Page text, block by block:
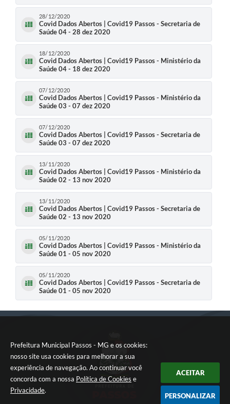
Prefeitura Municipal Passos - MG e os cookies:
nosso site usa cookies para melhorar a sua
experiência de navegação. Ao continuar você
concorda com a nossa Política de Cookies e
Privacidade.
ACEITAR
PERSONALIZAR
28/12/2020
Covid Dados Abertos | Covid19 Passos - Secretaria de
Saúde 04 - 28 dez 2020
18/12/2020
Covid Dados Abertos | Covid19 Passos - Ministério da
Saúde 04 - 18 dez 2020
07/12/2020
Covid Dados Abertos | Covid19 Passos - Ministério da
Saúde 03 - 07 dez 2020
07/12/2020
Covid Dados Abertos | Covid19 Passos - Secretaria de
Saúde 03 - 07 dez 2020
13/11/2020
Covid Dados Abertos | Covid19 Passos - Ministério da
Saúde 02 - 13 nov 2020
13/11/2020
Covid Dados Abertos | Covid19 Passos - Secretaria de
Saúde 02 - 13 nov 2020
05/11/2020
Covid Dados Abertos | Covid19 Passos - Ministério da
Saúde 01 - 05 nov 2020
05/11/2020
Covid Dados Abertos | Covid19 Passos - Secretaria de
Saúde 01 - 05 nov 2020